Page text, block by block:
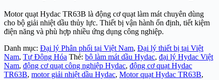
Motor quạt Hydac TR63B là động cơ quạt làm mát chuyên dùng
cho bộ giải nhiệt dầu thủy lực. Thiết bị vận hành ổn định, tiết kiệm
điện năng và phù hợp nhiều ứng dụng công nghiệp.
Danh mục: Đại lý Phân phối tại Việt Nam, Đại lý thiết bị tại Việt
Nam, Tự Động Hóa Thẻ: bộ làm mát dầu Hydac, đại lý Hydac Việt
Nam, động cơ quạt công nghiệp Hydac, động cơ quạt Hydac
TR63B, motor giải nhiệt dầu Hydac, Motor quạt Hydac TR63B,